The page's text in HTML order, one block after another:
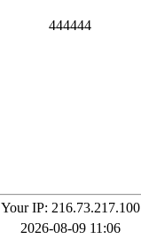
444444
Your IP: 216.73.217.100
2026-08-09 11:06